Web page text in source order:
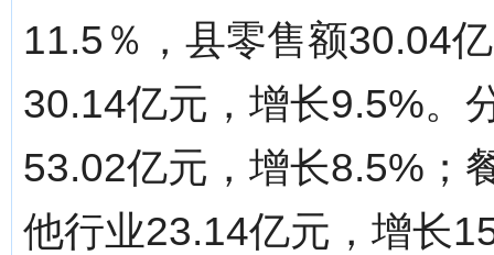
11.5％，县零售额30.04
30.14亿元，增长9.5%。
53.02亿元，增长8.5%；
他行业23.14亿元，增长